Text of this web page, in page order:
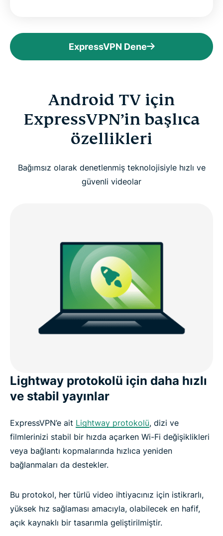
ExpressVPN Dene
Android TV için
ExpressVPN’in başlıca
özellikleri
Bağımsız olarak denetlenmiş teknolojisiyle hızlı ve
güvenli videolar
Lightway protokolü için daha hızlı
ve stabil yayınlar
ExpressVPN’e ait Lightway protokolü, dizi ve
filmlerinizi stabil bir hızda açarken Wi-Fi değişiklikleri
veya bağlantı kopmalarında hızlıca yeniden
bağlanmaları da destekler.
Bu protokol, her türlü video ihtiyacınız için istikrarlı,
yüksek hız sağlaması amacıyla, olabilecek en hafif,
açık kaynaklı bir tasarımla geliştirilmiştir.